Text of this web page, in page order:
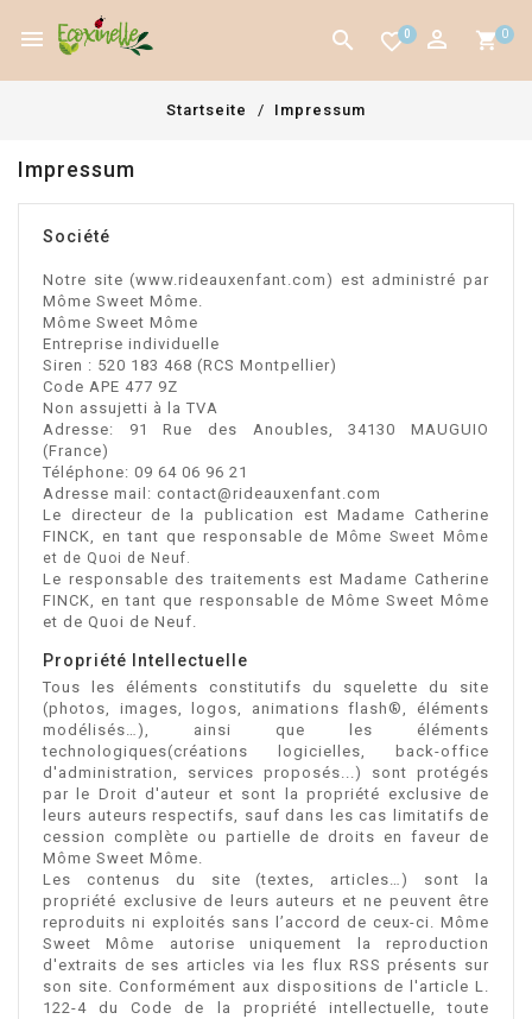
0

favorite_border0


Startseite Impressum
Impressum
Société
Notre site (www.rideauxenfant.com) est administré par
Môme Sweet Môme.
Môme Sweet Môme
Entreprise individuelle
Siren : 520 183 468 (RCS Montpellier)
Code APE 477 9Z
Non assujetti à la TVA
Adresse: 91 Rue des Anoubles, 34130 MAUGUIO
(France)
Téléphone: 09 64 06 96 21
Adresse mail: contact@rideauxenfant.com
Le directeur de la publication est Madame Catherine
FINCK, en tant que responsable de Môme Sweet Môme
et de Quoi de Neuf.
Le responsable des traitements est Madame Catherine
FINCK, en tant que responsable de Môme Sweet Môme
et de Quoi de Neuf.
Propriété Intellectuelle
Tous les éléments constitutifs du squelette du site
(photos, images, logos, animations flash®, éléments
modélisés…), ainsi que les éléments
technologiques(créations logicielles, back-office
d'administration, services proposés...) sont protégés
par le Droit d'auteur et sont la propriété exclusive de
leurs auteurs respectifs, sauf dans les cas limitatifs de
cession complète ou partielle de droits en faveur de
Môme Sweet Môme.
Les contenus du site (textes, articles…) sont la
propriété exclusive de leurs auteurs et ne peuvent être
reproduits ni exploités sans l’accord de ceux-ci. Môme
Sweet Môme autorise uniquement la reproduction
d'extraits de ses articles via les flux RSS présents sur
son site. Conformément aux dispositions de l'article L.
122-4 du Code de la propriété intellectuelle, toute